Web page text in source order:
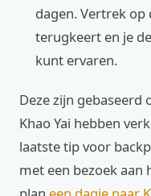
dagen. Vertrek op
terugkeert en je
kunt ervaren.
Deze zijn gebaseerd
Khao Yai hebben
laatste tip voor
met een bezoek aan